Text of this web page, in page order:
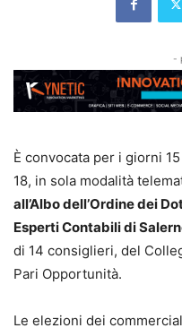
-
È convocata per i giorni
18, in sola modalità
all’Albo dell’Ordine dei
Esperti Contabili di
di 14 consiglieri, del
Pari Opportunità.
Le elezioni dei